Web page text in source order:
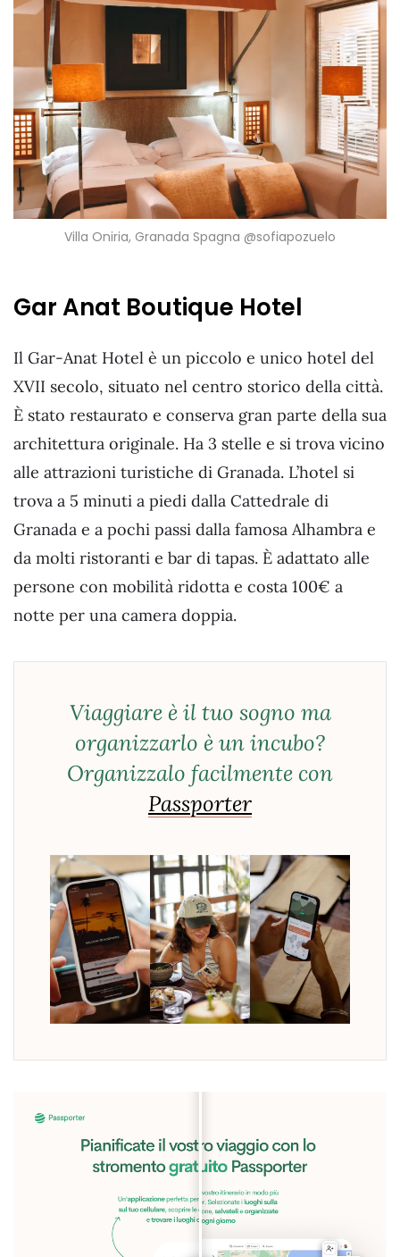
Villa Oniria, Granada Spagna @sofiapozuelo
Gar Anat Boutique Hotel
Il Gar-Anat Hotel è un piccolo e unico hotel del
XVII secolo, situato nel centro storico della città.
È stato restaurato e conserva gran parte della sua
architettura originale. Ha 3 stelle e si trova vicino
alle attrazioni turistiche di Granada. L’hotel si
trova a 5 minuti a piedi dalla Cattedrale di
Granada e a pochi passi dalla famosa Alhambra e
da molti ristoranti e bar di tapas. È adattato alle
persone con mobilità ridotta e costa 100€ a
notte per una camera doppia.
Viaggiare è il tuo sogno ma
organizzarlo è un incubo?
Organizzalo facilmente con
Passporter